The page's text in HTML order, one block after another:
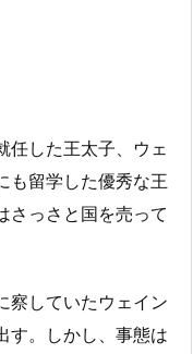
任した王太子、ウェ
も留学した優秀な王
さっさと国を売って
察していたウェイン
す。しかし、事態は